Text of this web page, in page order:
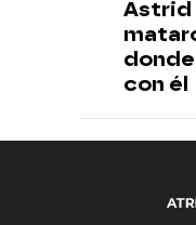
Astrid
donde
con él